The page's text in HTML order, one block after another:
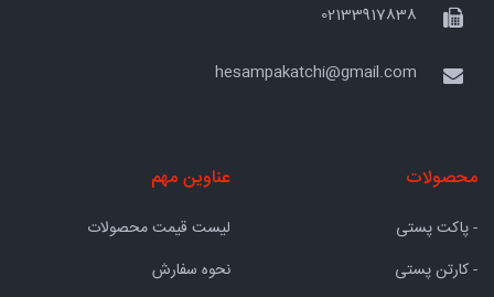
02133917838
hesampakatchi@gmail.com
محصولات
- پاکت پستی
- کارتن پستی
عناوین مهم
لیست قیمت محصولات
نحوه سفارش